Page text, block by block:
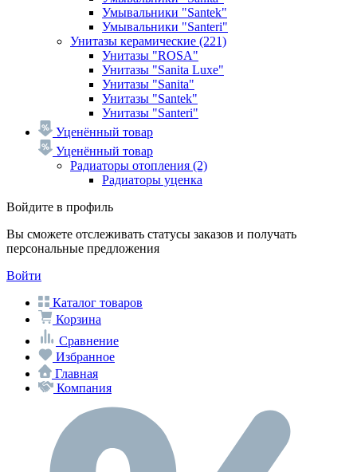
Умывальники "Santek"
Умывальники "Santeri"
Унитазы керамические (221)
Унитазы "ROSA"
Унитазы "Sanita Luxe"
Унитазы "Sanita"
Унитазы "Santek"
Унитазы "Santeri"
Уценённый товар
Уценённый товар
Радиаторы отопления (2)
Радиаторы уценка
Войдите в профиль
Вы сможете отслеживать статусы заказов и получать
персональные предложения
Войти
Каталог товаров
Корзина
Сравнение
Избранное
Главная
Компания